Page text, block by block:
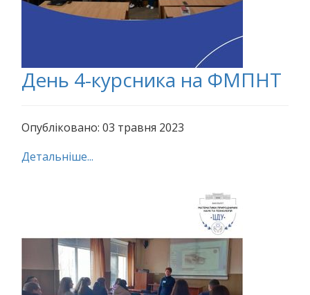
День 4-курсника на ФМПНТ
Опубліковано: 03 травня 2023
Детальніше...